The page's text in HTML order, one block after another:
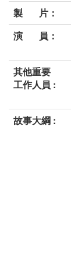
製 片：
演 員：
其他重要
工作人員 :
故事大綱 :